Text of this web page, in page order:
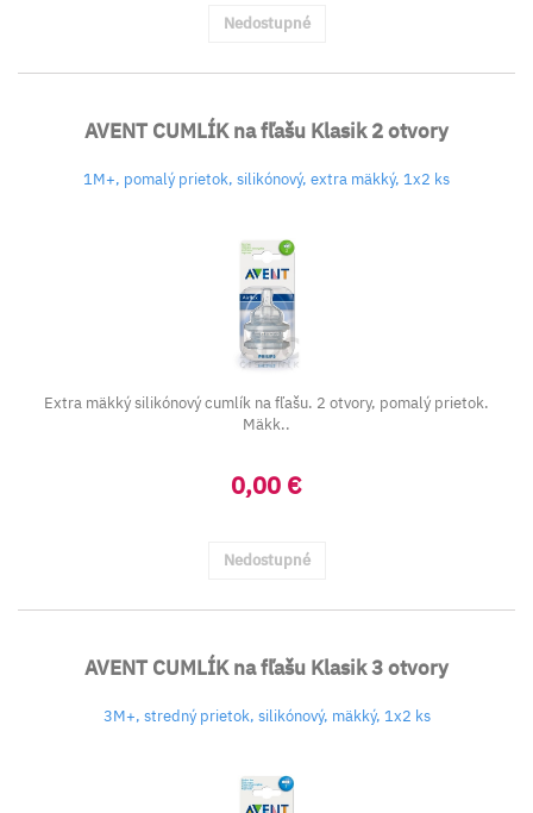
Nedostupné
AVENT CUMLÍK na fľašu Klasik 2 otvory
1M+, pomalý prietok, silikónový, extra mäkký, 1x2 ks
Extra mäkký silikónový cumlík na fľašu. 2 otvory, pomalý prietok.
Mäkk..
0,00 €
Nedostupné
AVENT CUMLÍK na fľašu Klasik 3 otvory
3M+, stredný prietok, silikónový, mäkký, 1x2 ks